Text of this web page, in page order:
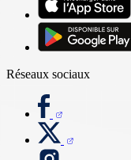
Réseaux sociaux